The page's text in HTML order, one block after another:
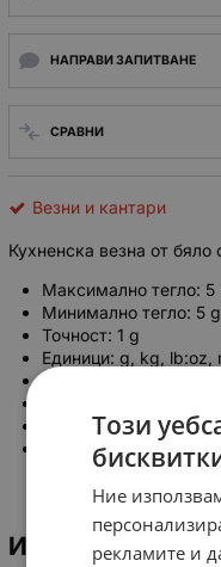
НАПРАВИ ЗАПИТВАНЕ
СРАВНИ
Везни и кантари
Кухненска везна от бяло
Максимално тегло: 5
Минимално тегло: 5 g
Точност: 1 g
Единици: g, kg, lb:oz,
Захранване: 1x
EAN: 5901890111744
ИНФОРМАЦИЯ
Този
Ние
рекламите и